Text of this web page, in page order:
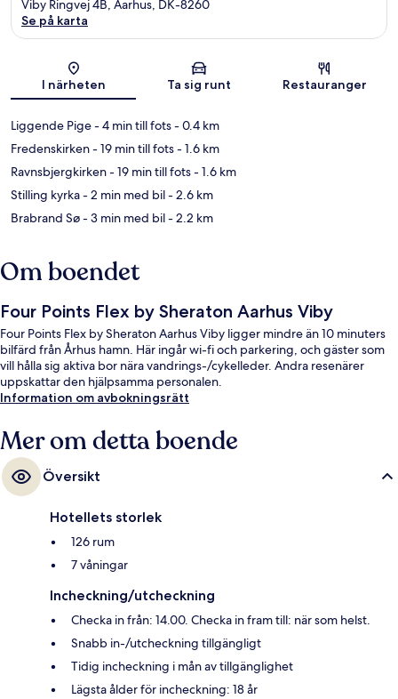
Karta
Viby Ringvej 4B, Aarhus, DK-8260
Se på karta
I närheten Ta sig runt Restauranger
Liggende Pige- 4 min till fots- 0.4 km
Fredenskirken- 19 min till fots- 1.6 km
Ravnsbjergkirken- 19 min till fots- 1.6 km
Stilling kyrka- 2 min med bil- 2.6 km
Brabrand Sø- 3 min med bil- 2.2 km
Om boendet
Four Points Flex by Sheraton Aarhus Viby
Four Points Flex by Sheraton Aarhus Viby ligger mindre än 10 minuters
bilfärd från Århus hamn. Här ingår wi-fi och parkering, och gäster som
vill hålla sig aktiva bor nära vandrings-/cykelleder. Andra resenärer
uppskattar den hjälpsamma personalen.
Information om avbokningsrätt
Mer om detta boende
Översikt
Hotellets storlek
126 rum
7 våningar
Incheckning/utcheckning
Checka in från: 14.00. Checka in fram till: när som helst.
Snabb in-/utcheckning tillgängligt
Tidig incheckning i mån av tillgänglighet
Lägsta ålder för incheckning: 18 år